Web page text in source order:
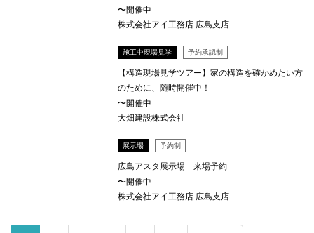
〜開催中
株式会社アイ工務店 広島支店
施工中現場見学 予約承認制
【構造現場見学ツアー】家の構造を確かめたい方
のために、随時開催中！
〜開催中
大畑建設株式会社
展示場 予約制
広島アスタ展示場 来場予約
〜開催中
株式会社アイ工務店 広島支店